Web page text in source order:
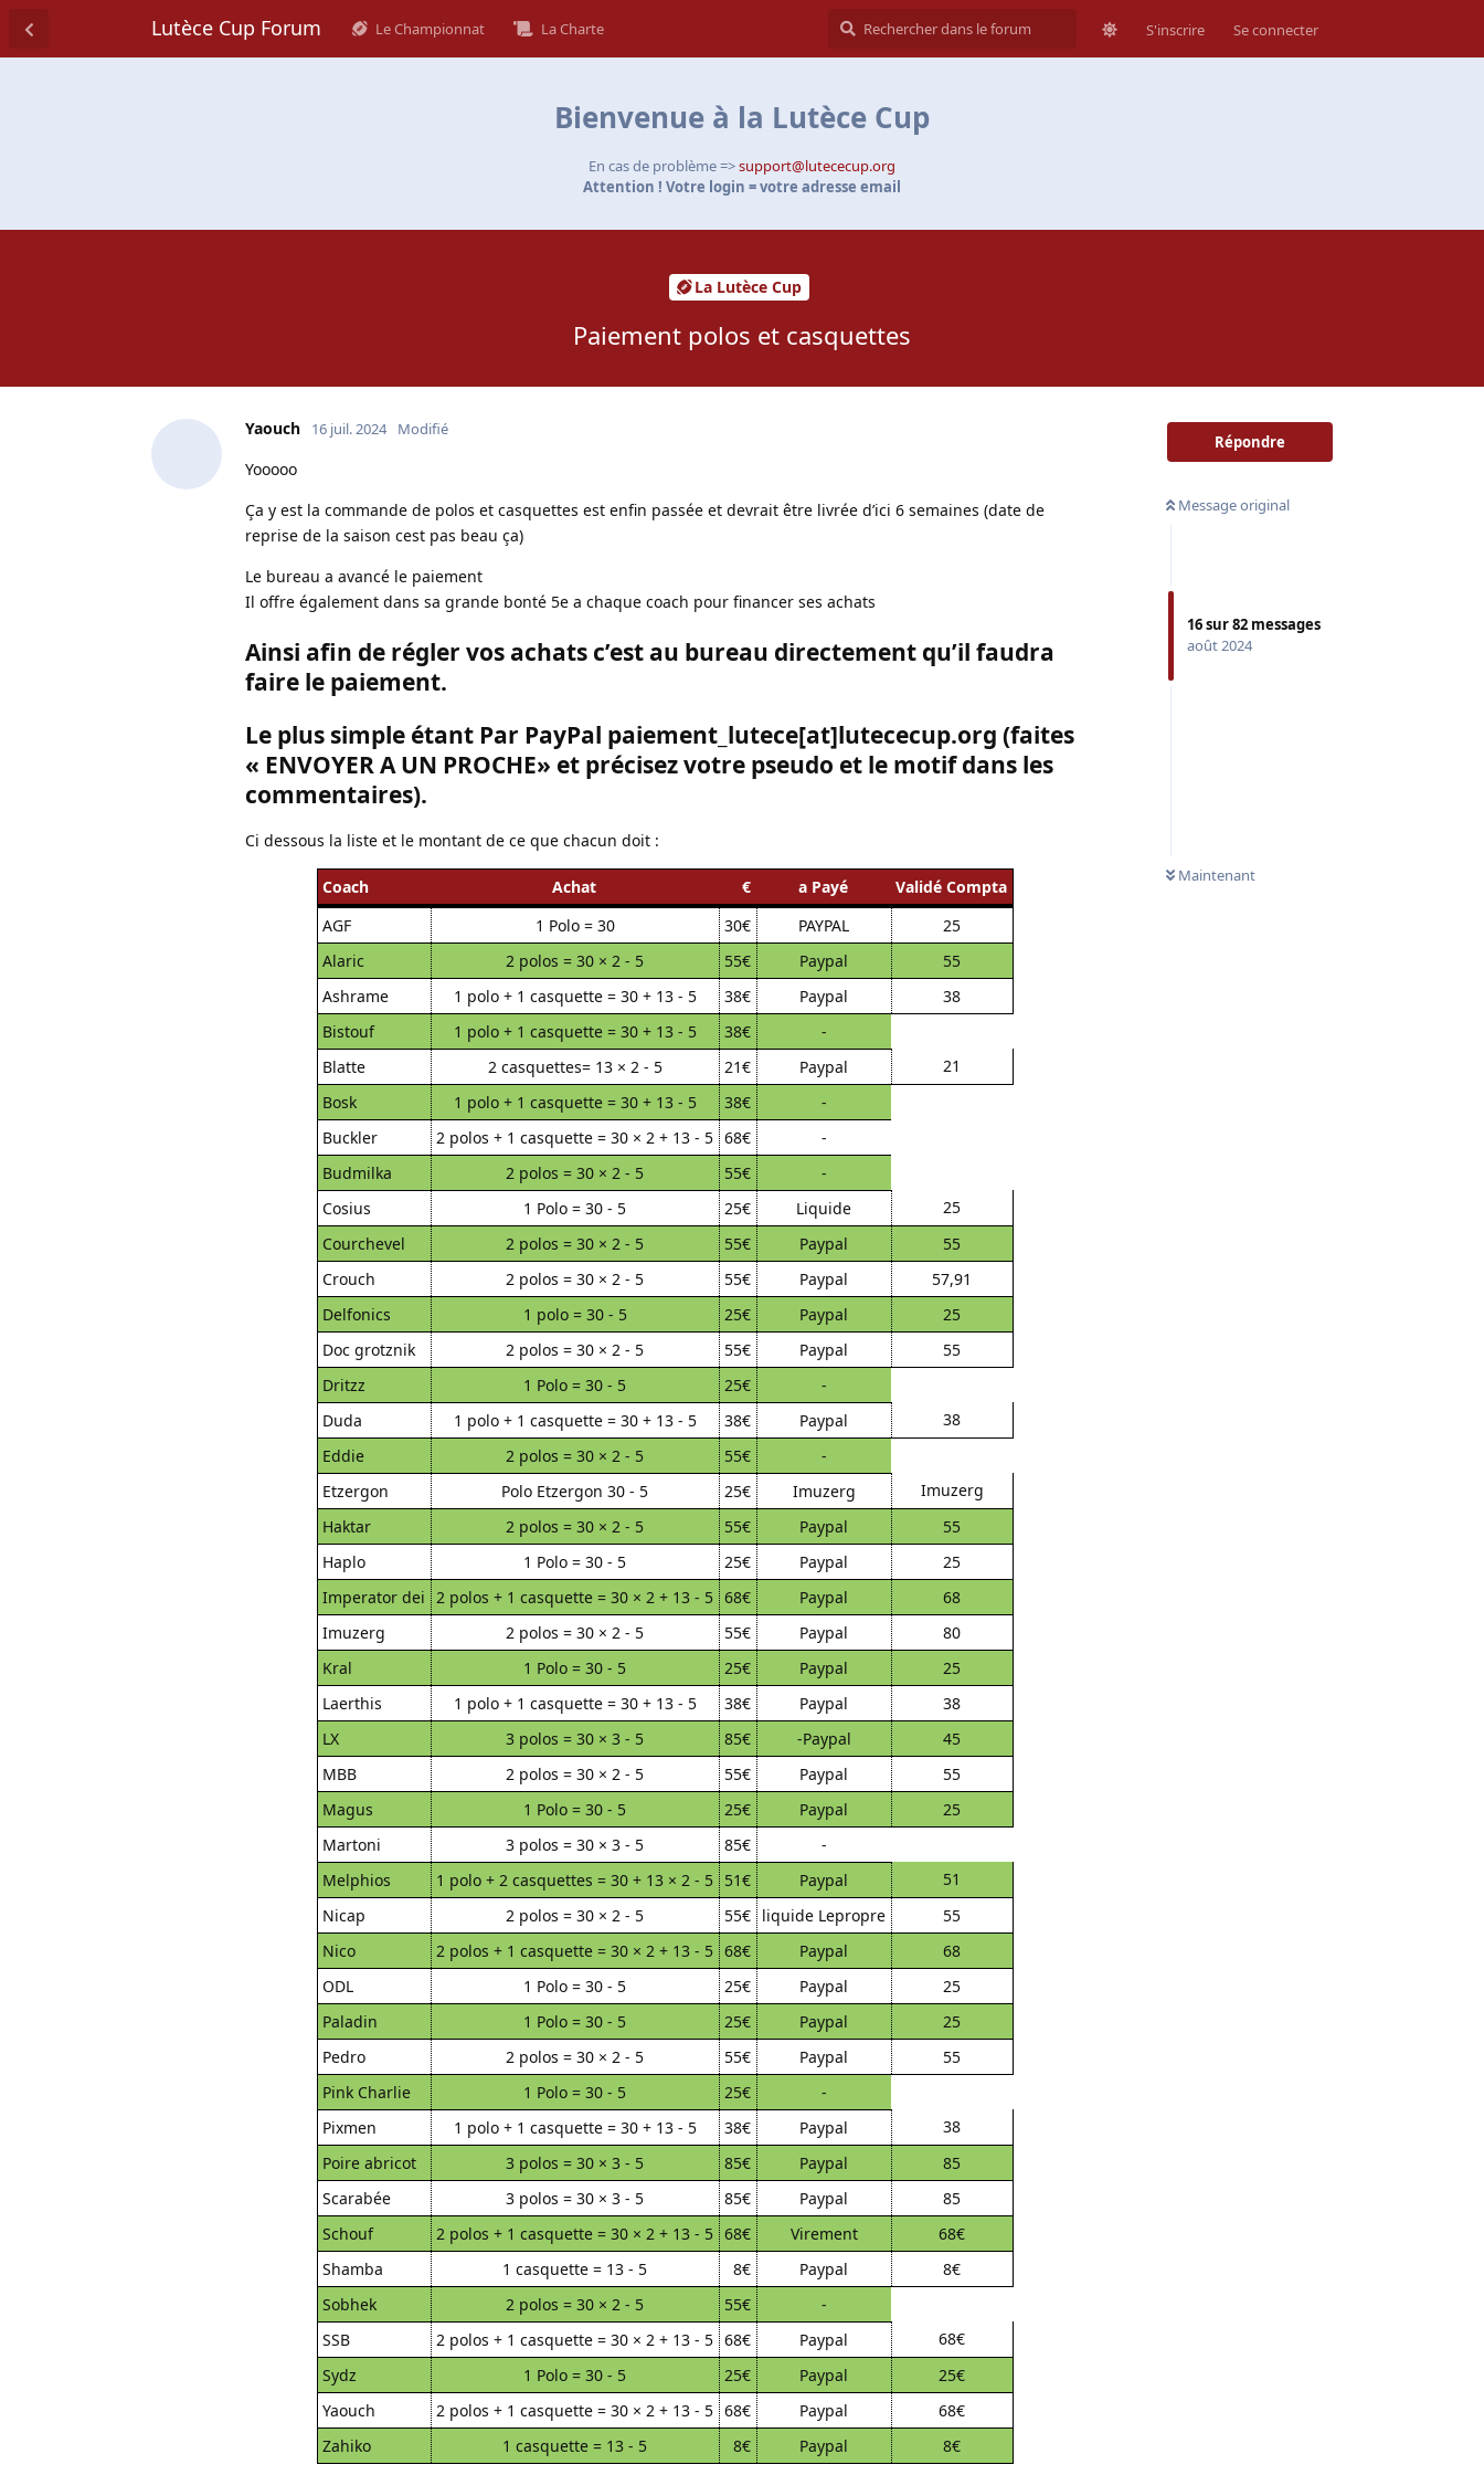
Lutèce Cup Forum Le Championnat La Charte S'inscrire Se connecter
Bienvenue à la Lutèce Cup
En cas de problème =>support@lutececup.org
Attention ! Votre login = votre adresse email
La Lutèce Cup
Paiement polos et casquettes
Répondre
Message original
16sur82 messages
août 2024
Maintenant
Yaouch 16 juil. 2024 Modifié
Yooooo
Ça y est la commande de polos et casquettes est enfin passée et devrait être livrée d’ici 6 semaines (date de
reprise de la saison cest pas beau ça)
Le bureau a avancé le paiement
Il offre également dans sa grande bonté 5e a chaque coach pour financer ses achats
Ainsi afin de régler vos achats c’est au bureau directement qu’il faudra
faire le paiement.
Le plus simple étant Par PayPal paiement_lutece[at]lutececup.org (faites
« ENVOYER A UN PROCHE» et précisez votre pseudo et le motif dans les
commentaires).
Ci dessous la liste et le montant de ce que chacun doit :
Coach Achat € a Payé
Validé Compta
AGF
1 Polo = 30 30€ PAYPAL
25
Alaric
2 polos = 30 × 2 - 5 55€ Paypal
55
Ashrame
1 polo + 1 casquette = 30 + 13 - 5 38€ Paypal
38
Bistouf
1 polo + 1 casquette = 30 + 13 - 5 38€
-
Blatte
2 casquettes= 13 × 2 - 5 21€ Paypal
21
Bosk
1 polo + 1 casquette = 30 + 13 - 5 38€
-
Buckler
2 polos + 1 casquette = 30 × 2 + 13 - 5 68€
-
Budmilka
2 polos = 30 × 2 - 5 55€
-
Cosius
1 Polo = 30 - 5 25€ Liquide
25
Courchevel
2 polos = 30 × 2 - 5 55€ Paypal
55
Crouch
2 polos = 30 × 2 - 5 55€ Paypal
57,91
Delfonics
1 polo = 30 - 5 25€ Paypal
25
Doc grotznik
2 polos = 30 × 2 - 5 55€ Paypal
55
Dritzz
1 Polo = 30 - 5 25€
-
Duda
1 polo + 1 casquette = 30 + 13 - 5 38€ Paypal
38
Eddie
2 polos = 30 × 2 - 5 55€
-
Etzergon
Polo Etzergon 30 - 5 25€ Imuzerg
Imuzerg
Haktar
2 polos = 30 × 2 - 5 55€ Paypal
55
Haplo
1 Polo = 30 - 5 25€ Paypal
25
Imperator dei
2 polos + 1 casquette = 30 × 2 + 13 - 5 68€ Paypal
68
Imuzerg
2 polos = 30 × 2 - 5 55€ Paypal
80
Kral
1 Polo = 30 - 5 25€ Paypal
25
Laerthis
1 polo + 1 casquette = 30 + 13 - 5 38€ Paypal
38
LX
3 polos = 30 × 3 - 5 85€ -Paypal
45
MBB
2 polos = 30 × 2 - 5 55€ Paypal
55
Magus
1 Polo = 30 - 5 25€ Paypal
25
Martoni
3 polos = 30 × 3 - 5 85€
-
Melphios
1 polo + 2 casquettes = 30 + 13 × 2 - 5 51€ Paypal
51
Nicap
2 polos = 30 × 2 - 5 55€ liquide Lepropre
55
Nico
2 polos + 1 casquette = 30 × 2 + 13 - 5 68€ Paypal
68
ODL
1 Polo = 30 - 5 25€ Paypal
25
Paladin
1 Polo = 30 - 5 25€ Paypal
25
Pedro
2 polos = 30 × 2 - 5 55€ Paypal
55
Pink Charlie
1 Polo = 30 - 5 25€
-
Pixmen
1 polo + 1 casquette = 30 + 13 - 5 38€ Paypal
38
Poire abricot
3 polos = 30 × 3 - 5 85€ Paypal
85
Scarabée
3 polos = 30 × 3 - 5 85€ Paypal
85
Schouf
2 polos + 1 casquette = 30 × 2 + 13 - 5 68€ Virement
68€
Shamba
1 casquette = 13 - 5 8€ Paypal
8€
Sobhek
2 polos = 30 × 2 - 5 55€
-
SSB
2 polos + 1 casquette = 30 × 2 + 13 - 5 68€ Paypal
68€
Sydz
1 Polo = 30 - 5 25€ Paypal
25€
Yaouch
2 polos + 1 casquette = 30 × 2 + 13 - 5 68€ Paypal
68€
Zahiko
1 casquette = 13 - 5 8€ Paypal 8€